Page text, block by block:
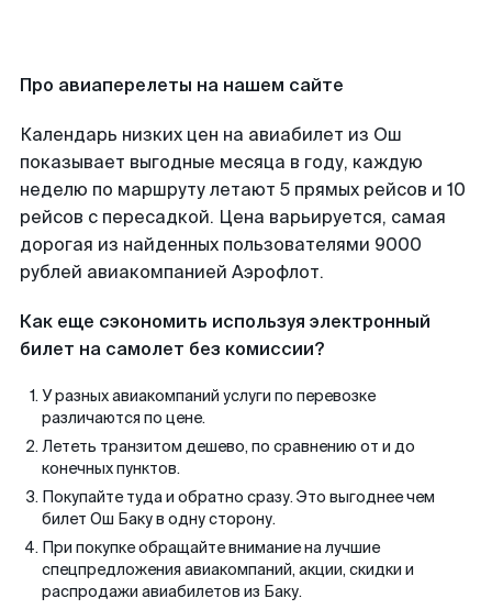
Про авиаперелеты на нашем сайте
Календарь низких цен на авиабилет из Ош
показывает выгодные месяца в году, каждую
неделю по маршруту летают 5 прямых рейсов и 10
рейсов с пересадкой. Цена варьируется, самая
дорогая из найденных пользователями 9000
рублей авиакомпанией Аэрофлот.
Как еще сэкономить используя электронный
билет на самолет без комиссии?
У разных авиакомпаний услуги по перевозке
различаются по цене.
Лететь транзитом дешево, по сравнению от и до
конечных пунктов.
Покупайте туда и обратно сразу. Это выгоднее чем
билет Ош Баку в одну сторону.
При покупке обращайте внимание на лучшие
спецпредложения авиакомпаний, акции, скидки и
распродажи авиабилетов из Баку.